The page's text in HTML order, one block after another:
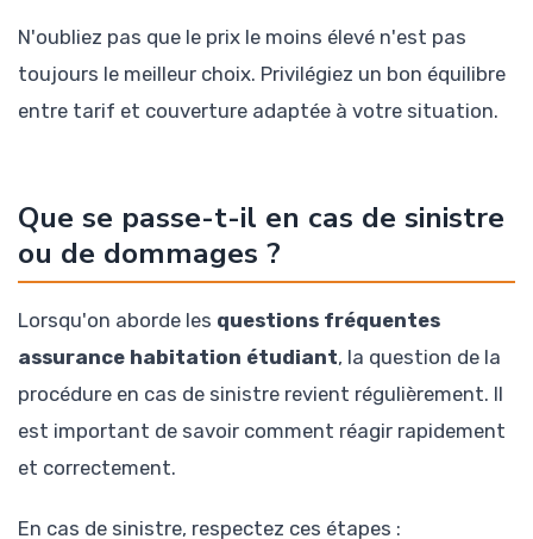
N'oubliez pas que le prix le moins élevé n'est pas
toujours le meilleur choix. Privilégiez un bon équilibre
entre tarif et couverture adaptée à votre situation.
Que se passe-t-il en cas de sinistre
ou de dommages ?
Lorsqu'on aborde les questions fréquentes
assurance habitation étudiant, la question de la
procédure en cas de sinistre revient régulièrement. Il
est important de savoir comment réagir rapidement
et correctement.
En cas de sinistre, respectez ces étapes :